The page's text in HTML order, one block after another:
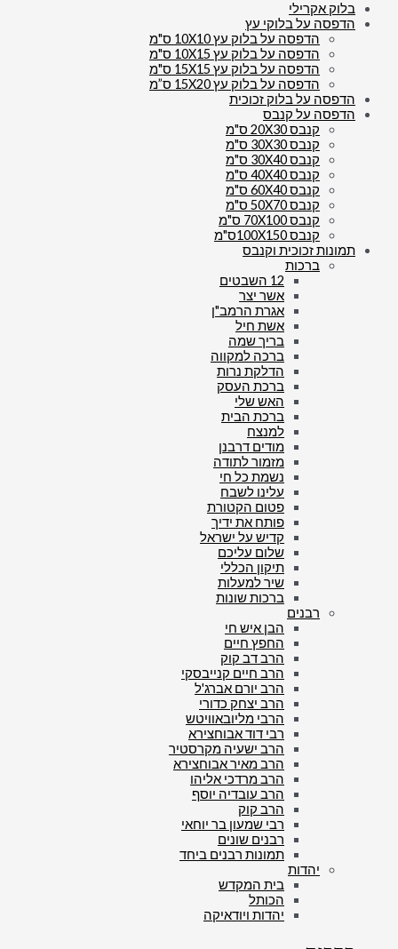
בלוק אקרילי
הדפסה על בלוקי עץ
הדפסה על בלוק עץ 10X10 ס"מ
הדפסה על בלוק עץ 10X15 ס"מ
הדפסה על בלוק עץ 15X15 ס"מ
הדפסה על בלוק עץ 15X20 ס”מ
הדפסה על בלוק זכוכית
הדפסה על קנבס
קנבס 20X30 ס"מ
קנבס 30X30 ס"מ
קנבס 30X40 ס"מ
קנבס 40X40 ס"מ
קנבס 60X40 ס"מ
קנבס 50X70 ס"מ
קנבס 70X100 ס"מ
קנבס 100X150ס"מ
תמונות זכוכית וקנבס
ברכות
12 השבטים
אשר יצר
אגרת הרמב"ן
אשת חיל
בריך שמה
ברכה למקווה
הדלקת נרות
ברכת העסק
האש שלי
ברכת הבית
למנצח
מודים דרבנן
מזמור לתודה
נשמת כל חי
עלינו לשבח
פטום הקטורת
פותח את ידיך
קדיש על ישראל
שלום עליכם
תיקון הכללי
שיר למעלות
ברכות שונות
רבנים
הבן איש חי
החפץ חיים
הרב דב קוק
הרב חיים קנייבסקי
הרב יורם אברג'ל
הרב יצחק כדורי
הרבי מליובאוויטש
רבי דוד אבוחצירא
הרב ישעיה מקרסטיר
הרב מאיר אבוחצירא
הרב מרדכי אליהו
הרב עובדיה יוסף
הרב קוק
רבי שמעון בר יוחאי
רבנים שונים
תמונות רבנים ביחד
יהדות
בית המקדש
הכותל
יהדות ויודאיקה